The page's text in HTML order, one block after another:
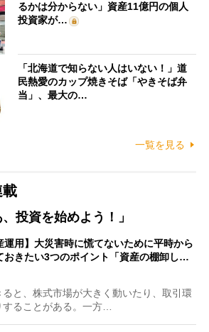
るかは分からない」資産11億円の個人
投資家が…
「北海道で知らない人はいない！」道
民熱愛のカップ焼きそば「やきそば弁
当」、最大の…
一覧を見る
載
投資を始めよう！」
運用】大災害時に慌てないために平時から
おきたい3つのポイント「資産の棚卸し…
と、株式市場が大きく動いたり、取引環
することがある。一方…